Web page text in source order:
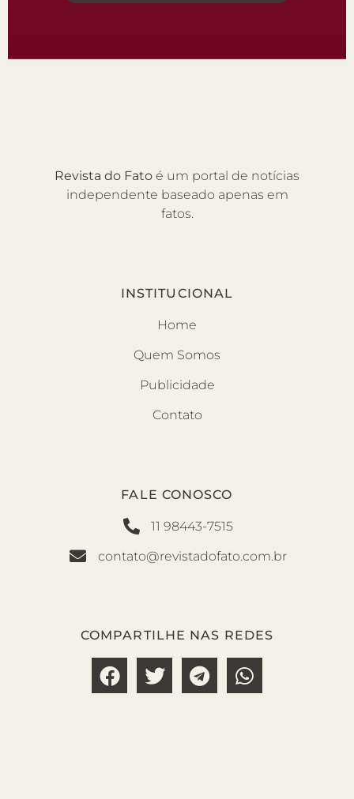
Revista do Fato é um portal de notícias
independente baseado apenas em
fatos.
INSTITUCIONAL
Home
Quem Somos
Publicidade
Contato
FALE CONOSCO
11 98443-7515
contato@revistadofato.com.br
COMPARTILHE NAS REDES